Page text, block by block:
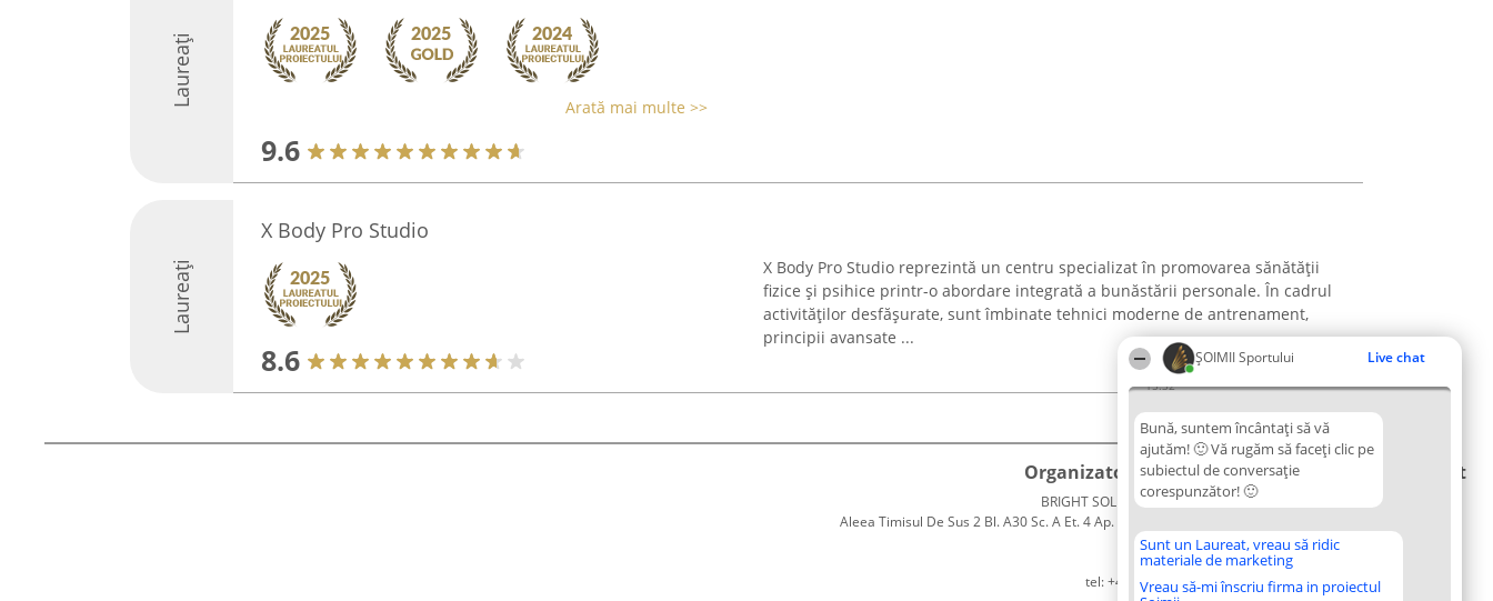
ȘOIMII Sportului Live chat
15:32
Bună, suntem încântați să vă
ajutăm! 🙂 Vă rugăm să faceți clic pe
subiectul de conversație
corespunzător! 🙂
Sunt un Laureat, vreau să ridic
materiale de marketing
Vreau să-mi înscriu firma in proiectul
Laureați Arată mai multe >>
9.6
Laureați
X Body Pro Studio
8.6
X Body Pro Studio reprezintă un centru specializat în promovarea sănătății
fizice și psihice printr-o abordare integrată a bunăstării personale. În cadrul
activităților desfășurate, sunt îmbinate tehnici moderne de antrenament,
principii avansate ...
Organizator Ranking
BRIGHT SOLUTIONS BR SRL
Aleea Timisul De Sus 2 Bl. A30 Sc. A Et. 4 Ap. 13 Cod 061952
București
CUI 36737675
tel: +40 770 990 492
Plebiscyt
Tuturor
Laureaților
Reguli
Contact